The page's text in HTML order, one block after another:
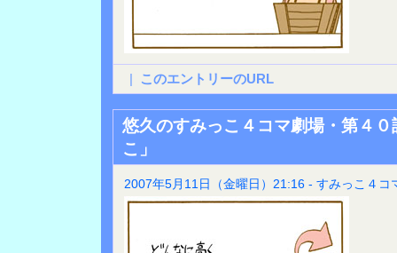
| このエントリーのURL
悠久のすみっこ４コマ劇場・第４
こ」
2007年5月11日（金曜日）21:16 - すみっこ４コ